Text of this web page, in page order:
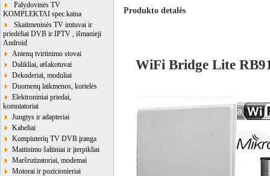
Palydovinės TV
KOMPLEKTAI spec.kaina
Skaitmeninės TV imtuvai ir
priedėliai DVB ir IPTV , išmanieji
Android
Antenų tvirtinimo stovai
Dalikliai, atšakotuvai
Dekoderiai, moduliai
Duomenų laikmenos, kortelės
Elektroniniai priedai,
komutatoriai
Jungtys ir adapteriai
Kabeliai
Kompiuterių TV DVB įranga
Maitinimo šaltiniai ir įterpikliai
Maršrutizatoriai, modemai
Motorai ir pozicionieriai
Produkto detalės
WiFi Bridge Lite